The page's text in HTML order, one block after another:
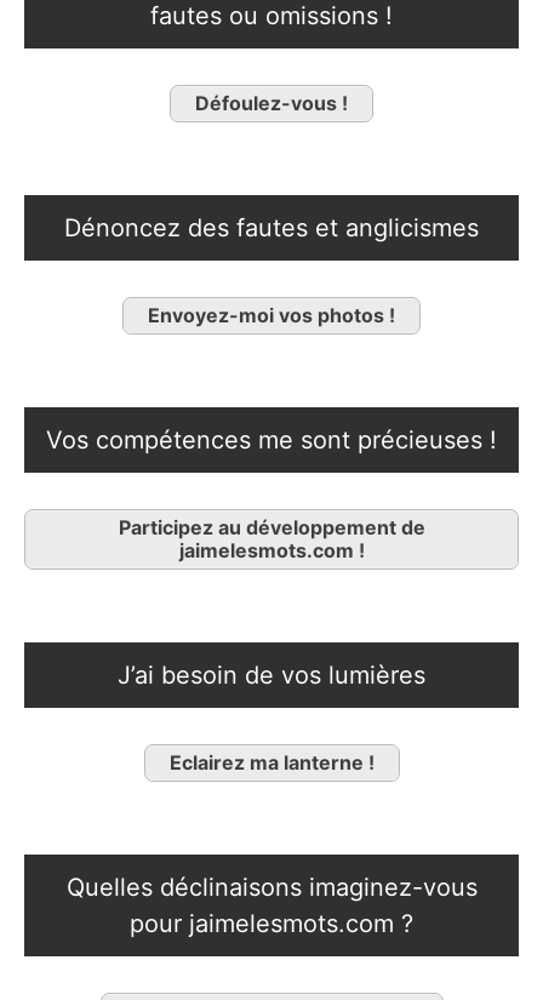
fautes ou omissions !
Défoulez-vous !
Dénoncez des fautes et anglicismes
Envoyez-moi vos photos !
Vos compétences me sont précieuses !
Participez au développement de
jaimelesmots.com !
J’ai besoin de vos lumières
Eclairez ma lanterne !
Quelles déclinaisons imaginez-vous
pour jaimelesmots.com ?